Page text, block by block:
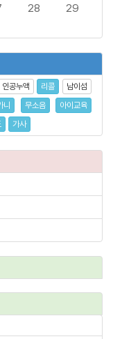
28
29
인공누액 리콜
남이섬
니 무소음
아이교육
가사